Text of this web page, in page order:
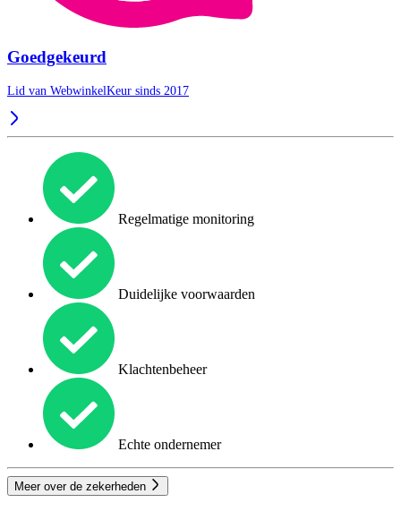
Goedgekeurd
Lid van WebwinkelKeur sinds 2017
Regelmatige monitoring
Duidelijke voorwaarden
Klachtenbeheer
Echte ondernemer
Meer over de zekerheden